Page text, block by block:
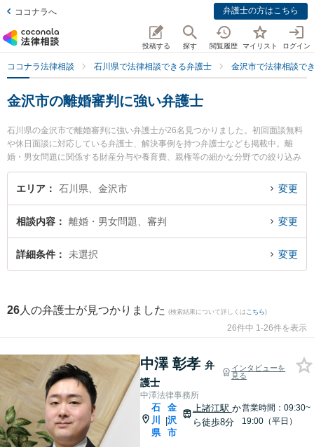
ココナラへ 弁護士の方はこちら
投稿する 探す 閲覧履歴 マイリスト ログイン
ココナラ法律相談 石川県で法律相談できる弁護士 金沢市で法律相談で
金沢市の離婚審判に強い弁護士
石川県の金沢市で離婚審判に強い弁護士が26名見つかりました。初回面談無料
や休日面談に対応している弁護士、解決事例を持つ弁護士なども掲載中。離
婚・男女問題に関係する財産分与や養育費、親権等の細かな分野での絞り込み
検索もでき便利です。特に中澤法律事務所の中澤 彰孝弁護士やしばた未来法律
事務所の柴田 未来弁護士、金沢たけうち法律事務所の竹内 克昭弁護士のプロフ
のトラブル解決の実績豊富な近くの弁護士を検索したい』『初回相談無料で離
婚審判を法律相談できる金沢市内の弁護士に相談予約したい』などでお困りの
相談者さんにおすすめです。
エリア 石川県、金沢市 変更
相談内容 離婚・男女問題、審判 変更
詳細条件 未選択 変更
26 人の弁護士が見つかりました (検索結果について詳しくは こちら)
26件中 1-26件を表示
中澤 彰孝 弁
護士
インタビューを
見る
中澤法律事務所
石
川
県
|
金
沢
市
上諸江駅 か
ら徒歩8分
営業時間：09:30~
19:00（平日）